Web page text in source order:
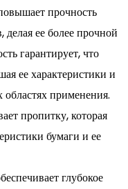
прочность
делая ее более прочной
гарантирует, что
ее характеристики и
применения.
пропитку, которая
бумаги и ее
глубокое